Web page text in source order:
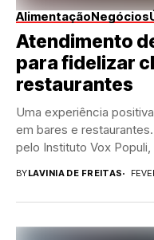
AlimentaçãoNegócios
Atendimento
para fidelizar
restaurantes
Uma experiência
em bares e
pelo Instituto Vox
BYLAVINIA DE FREITAS